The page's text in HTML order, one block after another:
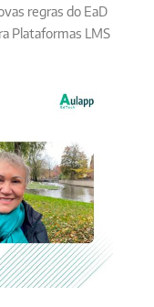
regras do EaD
Plataformas LMS